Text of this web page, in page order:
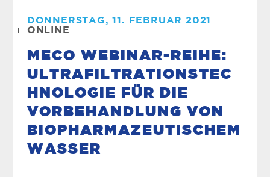
DONNERSTAG, 11. FEBRUAR 2021
ONLINE
MECO WEBINAR-REIHE:
ULTRAFILTRATIONSTEC
HNOLOGIE FÜR DIE
VORBEHANDLUNG VON
BIOPHARMAZEUTISCHEM
WASSER